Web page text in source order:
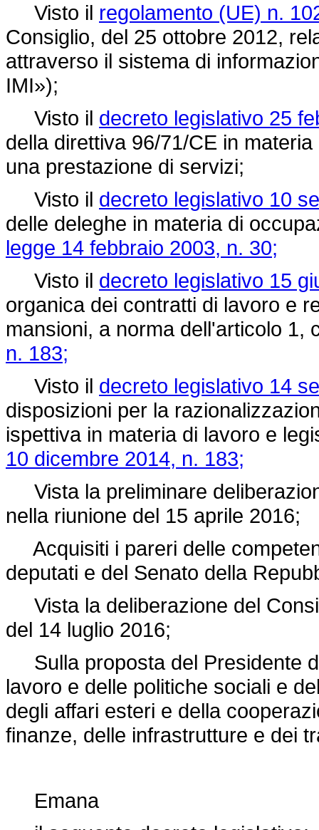
Visto il regolamento (UE) n.
Consiglio, del 25 ottobre 2012,
attraverso il sistema di
IMI»);
Visto il decreto legislativo 25
della direttiva 96/71/CE in
una prestazione di servizi;
Visto il decreto legislativo 10
delle deleghe in materia di
legge 14 febbraio 2003, n. 30;
Visto il decreto legislativo 15
organica dei contratti di lavoro e
mansioni, a norma dell'articolo 1,
n. 183;
Visto il decreto legislativo 14
disposizioni per la
ispettiva in materia di lavoro e
10 dicembre 2014, n. 183;
Vista la preliminare
nella riunione del 15 aprile 2016;
Acquisiti i pareri delle
deputati e del Senato della
Vista la deliberazione del
del 14 luglio 2016;
Sulla proposta del Presidente
lavoro e delle politiche sociali e
degli affari esteri e della
finanze, delle infrastrutture e dei
Emana